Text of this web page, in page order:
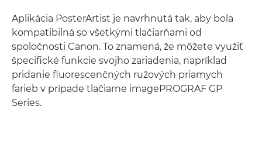
Aplikácia PosterArtist je navrhnutá tak, aby bola
kompatibilná so všetkými tlačiarňami od
spoločnosti Canon. To znamená, že môžete využiť
špecifické funkcie svojho zariadenia, napríklad
pridanie fluorescenčných ružových priamych
farieb v prípade tlačiarne imagePROGRAF GP
Series.